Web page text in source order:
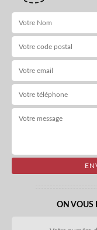
ON VOUS